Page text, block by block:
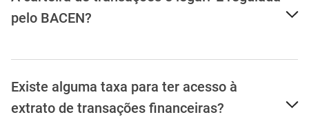
pelo BACEN?
Existe alguma taxa para ter acesso à
extrato de transações financeiras?